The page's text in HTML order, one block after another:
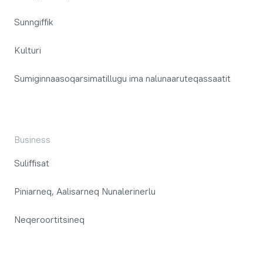
Sunngiffik
Kulturi
Sumiginnaasoqarsimatillugu ima nalunaaruteqassaatit
Business
Suliffisat
Piniarneq, Aalisarneq Nunalerinerlu
Neqeroortitsineq